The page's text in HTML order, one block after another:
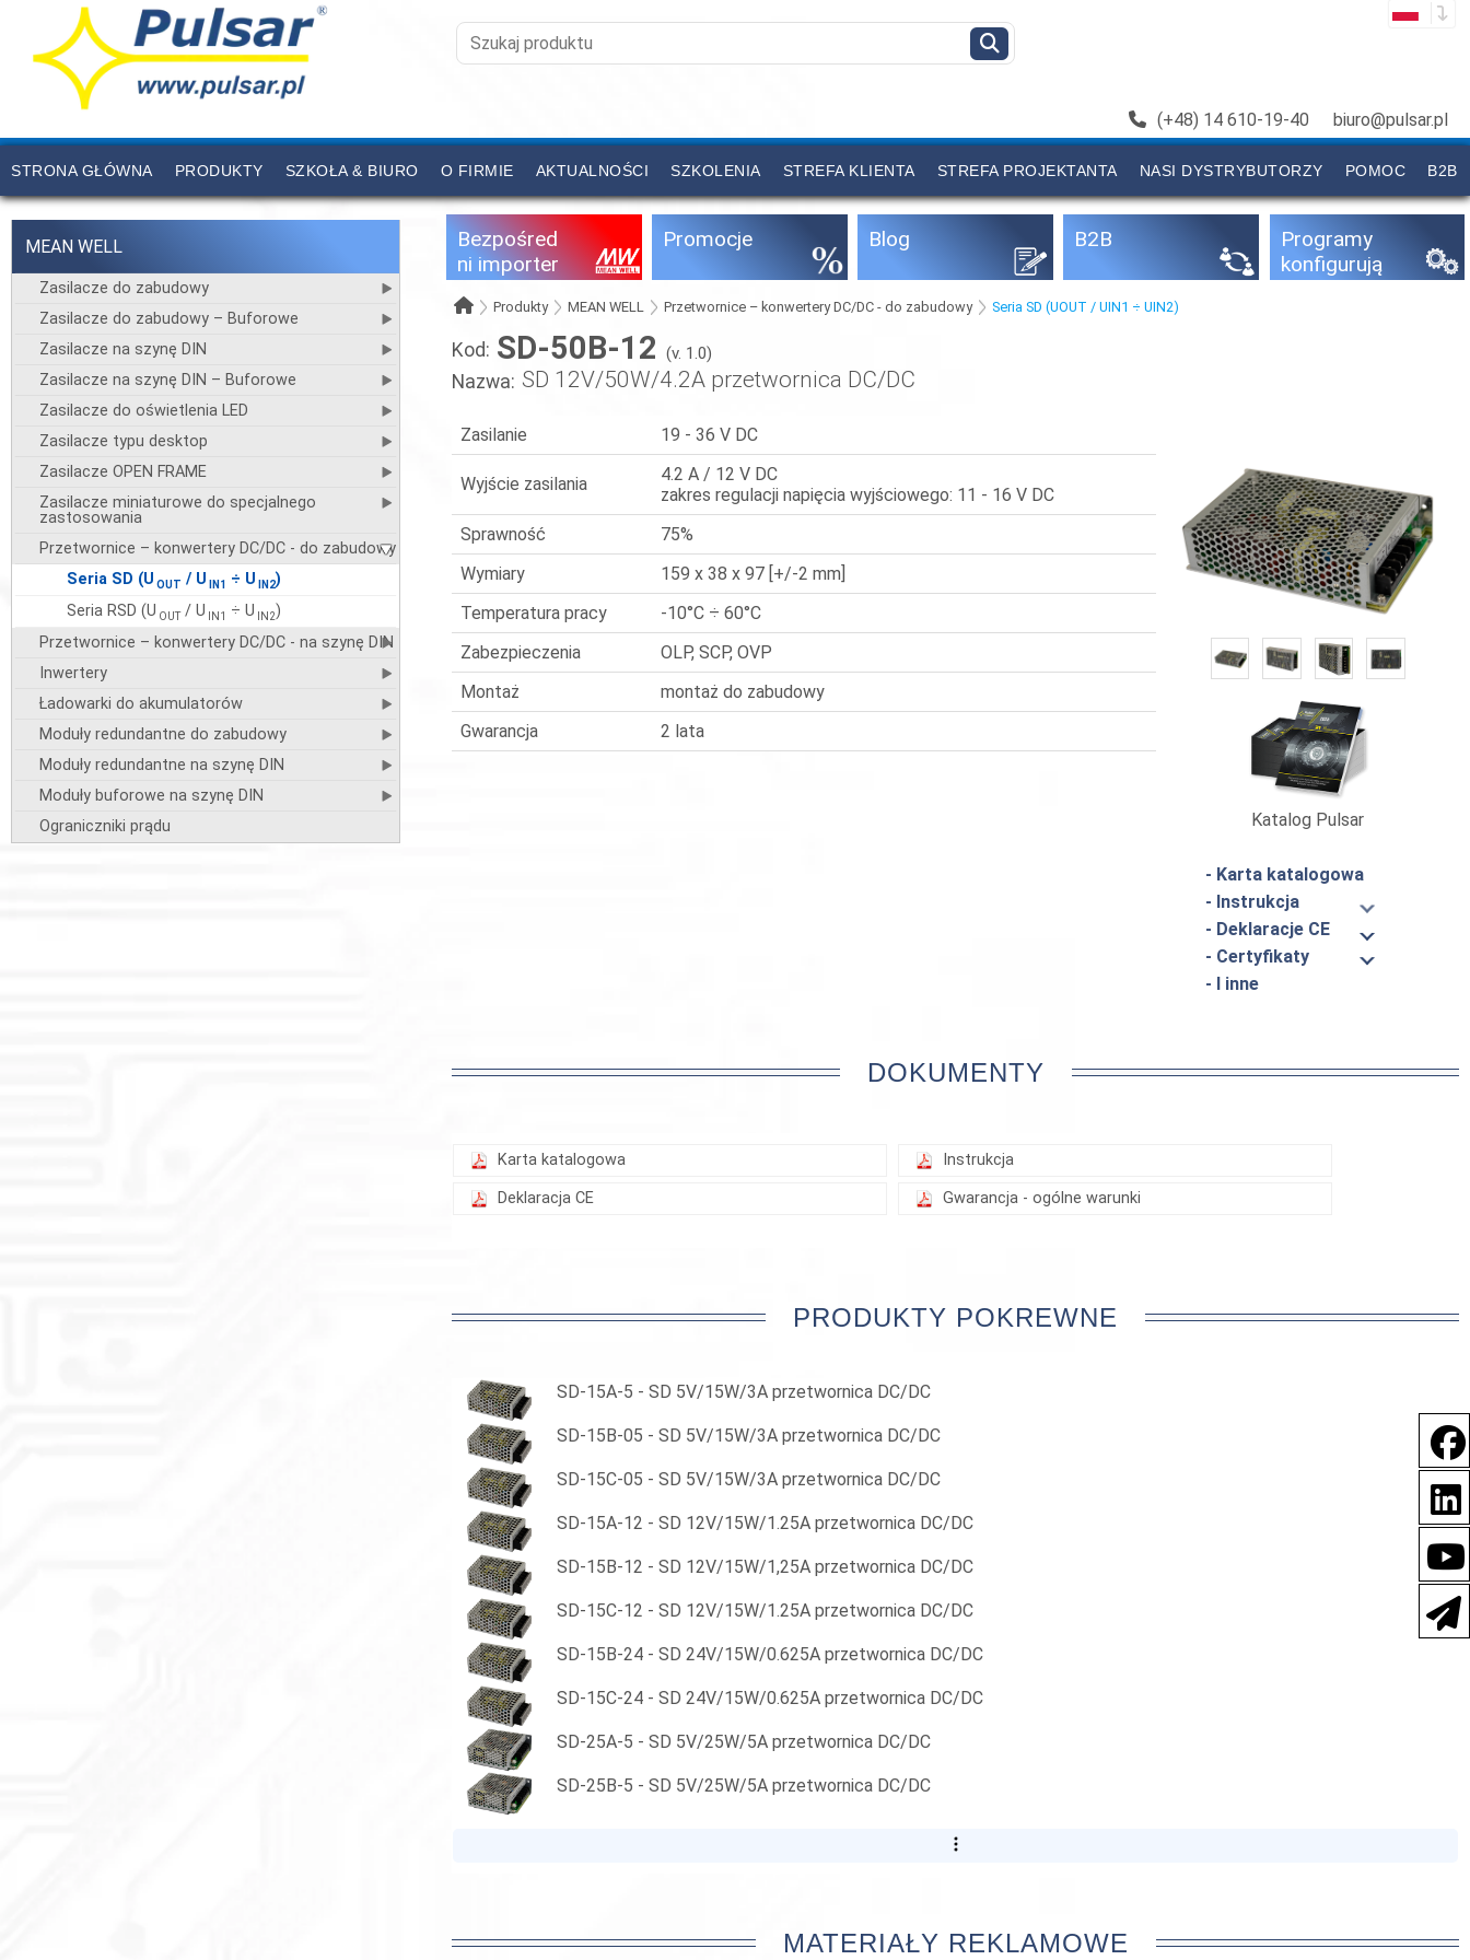
(+48) 14 610-19-40 biuro@pulsar.pl
STRONA GŁÓWNA PRODUKTY SZKOŁA & BIURO O FIRMIE AKTUALNOŚCI SZKOLENIA STREFA KLIENTA STREFA PROJEKTANTA NASI DYSTRYBUTORZY POMOC B2B
CENNIK KONTAKT
MEAN WELL
Zasilacze do zabudowy
Zasilacze do zabudowy – Buforowe
Zasilacze na szynę DIN
Zasilacze na szynę DIN – Buforowe
Zasilacze do oświetlenia LED
Zasilacze typu desktop
Zasilacze OPEN FRAME
Zasilacze miniaturowe do specjalnego
zastosowania
Przetwornice – konwertery DC/DC - do zabudowy
Seria SD (U OUT / U IN1 ÷ U IN2)
Seria RSD (U OUT/ U IN1 ÷ U IN2)
Przetwornice – konwertery DC/DC - na szynę DIN
Inwertery
Ładowarki do akumulatorów
Moduły redundantne do zabudowy
Moduły redundantne na szynę DIN
Moduły buforowe na szynę DIN
Ograniczniki prądu
Bezpośred
ni importer
Promocje Blog B2B
Programy
konfigurują
Produkty MEAN WELL Przetwornice – konwertery DC/DC - do zabudowy Seria SD (UOUT / UIN1 ÷ UIN2)
Kod: SD-50B-12 (v. 1.0)
Nazwa: SD 12V/50W/4.2A przetwornica DC/DC
Zasilanie 19 - 36 V DC
Wyjście zasilania
4.2 A / 12 V DC
zakres regulacji napięcia wyjściowego: 11 - 16 V DC
Sprawność
75%
Wymiary
159 x 38 x 97 [+/-2 mm]
Temperatura pracy
-10°C ÷ 60°C
Zabezpieczenia
OLP, SCP, OVP
Montaż
montaż do zabudowy
Gwarancja
2 lata
Katalog Pulsar
- Karta katalogowa
- Instrukcja
- Deklaracje CE
- Certyfikaty
- I inne
DOKUMENTY
Karta katalogowa Instrukcja
Deklaracja CE Gwarancja - ogólne warunki
PRODUKTY POKREWNE
SD-15A-5 - SD 5V/15W/3A przetwornica DC/DC
SD-15B-05 - SD 5V/15W/3A przetwornica DC/DC
SD-15C-05 - SD 5V/15W/3A przetwornica DC/DC
SD-15A-12 - SD 12V/15W/1.25A przetwornica DC/DC
SD-15B-12 - SD 12V/15W/1,25A przetwornica DC/DC
SD-15C-12 - SD 12V/15W/1.25A przetwornica DC/DC
SD-15B-24 - SD 24V/15W/0.625A przetwornica DC/DC
SD-15C-24 - SD 24V/15W/0.625A przetwornica DC/DC
SD-25A-5 - SD 5V/25W/5A przetwornica DC/DC
SD-25B-5 - SD 5V/25W/5A przetwornica DC/DC
MATERIAŁY REKLAMOWE